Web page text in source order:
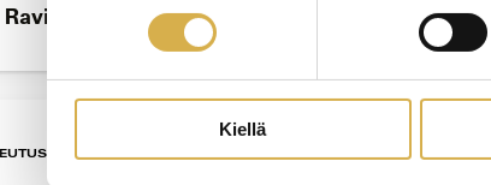
Kiellä
ja catering-alan perustutkinto